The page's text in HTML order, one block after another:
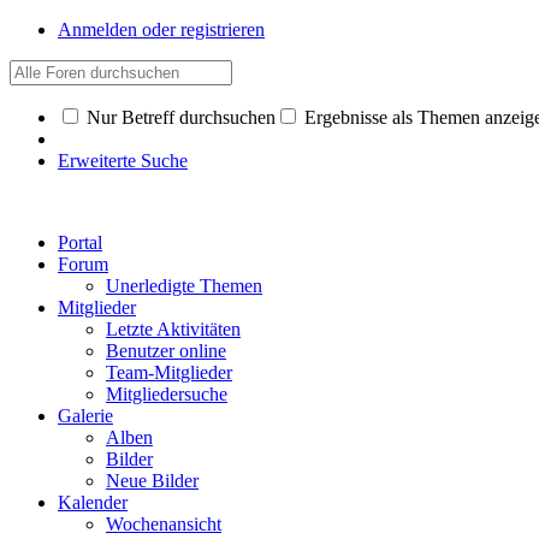
Anmelden oder registrieren
Nur Betreff durchsuchen Ergebnisse als Themen
Erweiterte Suche
Portal
Forum
Unerledigte Themen
Mitglieder
Letzte Aktivitäten
Benutzer online
Team-Mitglieder
Mitgliedersuche
Galerie
Alben
Bilder
Neue Bilder
Kalender
Wochenansicht